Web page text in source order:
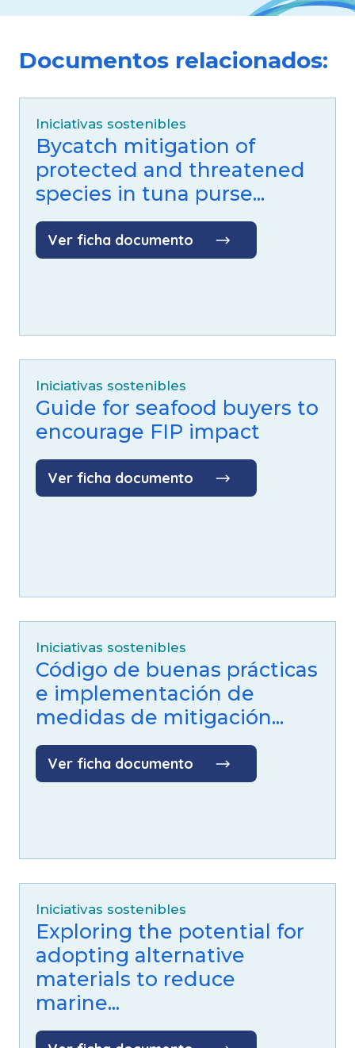
Documentos relacionados:
Iniciativas sostenibles
Bycatch mitigation of
protected and threatened
species in tuna purse...
Ver ficha documento
Iniciativas sostenibles
Guide for seafood buyers to
encourage FIP impact
Ver ficha documento
Iniciativas sostenibles
Código de buenas prácticas
e implementación de
medidas de mitigación...
Ver ficha documento
Iniciativas sostenibles
Exploring the potential for
adopting alternative
materials to reduce
marine...